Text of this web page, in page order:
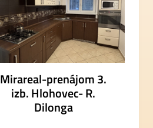
Mirareal-prenájom 3.
izb. Hlohovec- R.
Dilonga